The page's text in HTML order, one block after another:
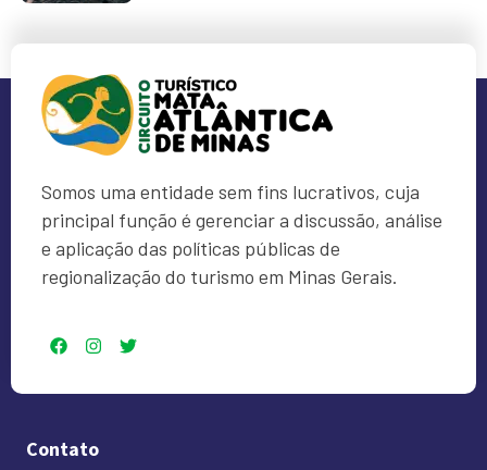
Somos uma entidade sem fins lucrativos, cuja
principal função é gerenciar a discussão, análise
e aplicação das políticas públicas de
regionalização do turismo em Minas Gerais.
Contato